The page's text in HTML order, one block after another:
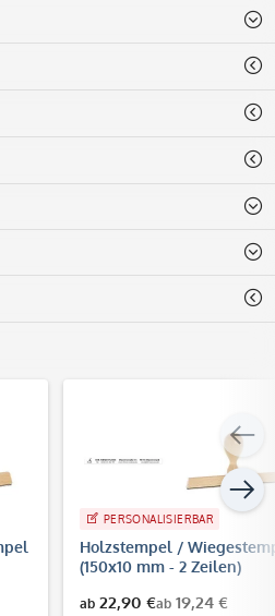
PERSONALISIERBAR
Holzstempel /
(150x10 mm - 2 Zeilen)
ab 22,90 €ab 19,24 €